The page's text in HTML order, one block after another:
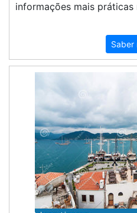
informações mais práticas
Saber